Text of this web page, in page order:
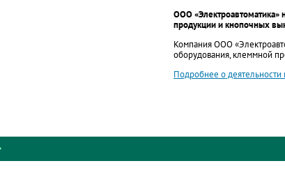
ООО
продукции и кнопочных
Компания ООО
оборудования, клеммной
Подробнее о деятельности